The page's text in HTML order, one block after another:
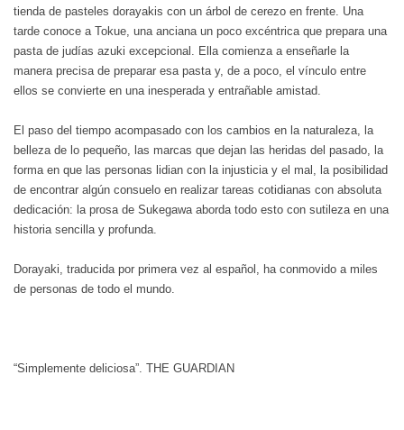
tienda de pasteles dorayakis con un árbol de cerezo en frente. Una
tarde conoce a Tokue, una anciana un poco excéntrica que prepara una
pasta de judías azuki excepcional. Ella comienza a enseñarle la
manera precisa de preparar esa pasta y, de a poco, el vínculo entre
ellos se convierte en una inesperada y entrañable amistad.
El paso del tiempo acompasado con los cambios en la naturaleza, la
belleza de lo pequeño, las marcas que dejan las heridas del pasado, la
forma en que las personas lidian con la injusticia y el mal, la posibilidad
de encontrar algún consuelo en realizar tareas cotidianas con absoluta
dedicación: la prosa de Sukegawa aborda todo esto con sutileza en una
historia sencilla y profunda.
Dorayaki, traducida por primera vez al español, ha conmovido a miles
de personas de todo el mundo.
“Simplemente deliciosa”. THE GUARDIAN